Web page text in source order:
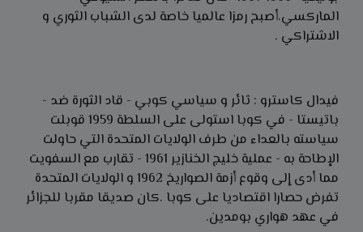
الماركسي،أصبح رمزا عالميا خاصة لدى الشباب الثوري و
الاشتراكي .
فيدال كاسترو : ثائر و سياسي كوبي - قاد الثورة ضد -
باتيستا - في كوبا استولى على السلطة 1959 قوبلت
سياسته بالعداء من طرف الولايات المتحدة التي حاولت
الإطاحة به - عملية خليج الخنازير 1961 - تقارب مع السفويت
مما أدى إلى وقوع أزمة الصواريخ 1962 و الولايات المتحدة
تفرض حصارا اقتصاديا على كوبا .كان صديقا مقربا للجزائر
في عهد هواري بومدين.